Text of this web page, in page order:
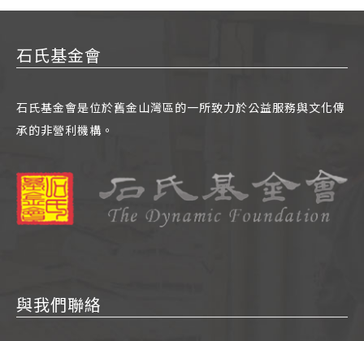
石氏基金會
石氏基金會是位於舊金山灣區的一所致力於公益服務與文化傳
承的非營利機構。
與我們聯絡